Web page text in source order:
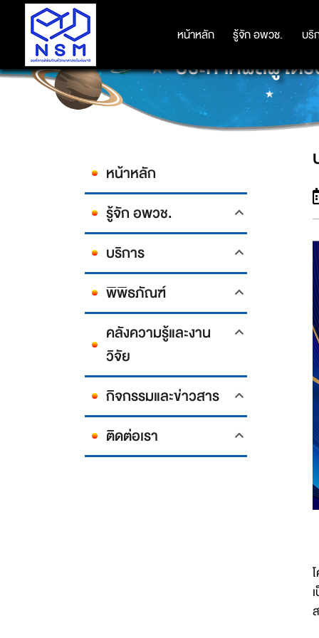
หน้าหลัก รู้จัก อพวช. บริ
หน้าหลัก รู้จัก อพวช. บริ
ประกาศผลผู้ได้รั
หน้าหลัก
รู้จัก อพวช.
บริการ
พิพิธภัณฑ์
คลังความรู้และงาน
วิจัย
กิจกรรมและข่าวสาร
ติดต่อเรา